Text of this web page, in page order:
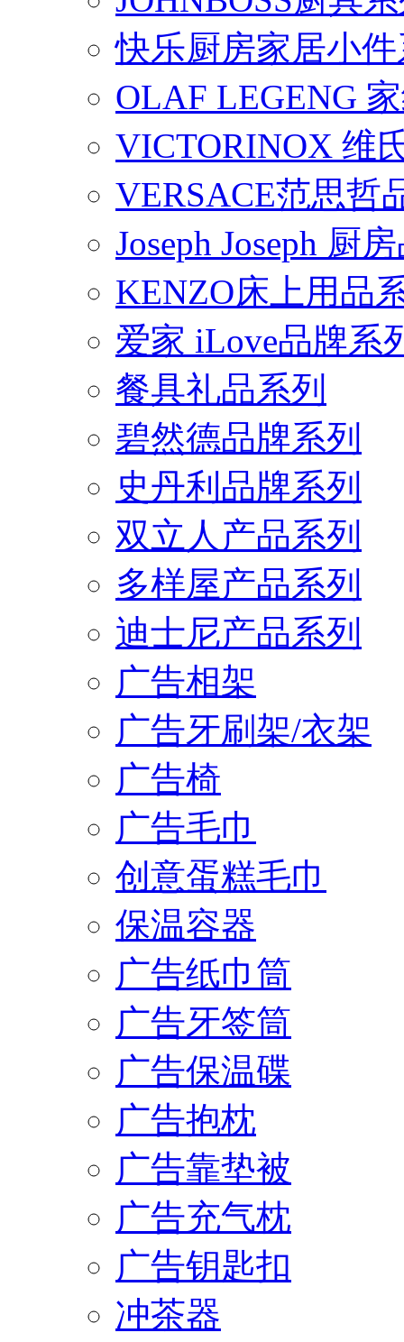
快乐厨房家居小
OLAF LEGENG
VICTORINOX 维
VERSACE范思哲
Joseph Joseph 厨
KENZO床上用品
爱家 iLove品牌系
餐具礼品系列
碧然德品牌系列
史丹利品牌系列
双立人产品系列
多样屋产品系列
迪士尼产品系列
广告相架
广告牙刷架/衣架
广告椅
广告毛巾
创意蛋糕毛巾
保温容器
广告纸巾筒
广告牙签筒
广告保温碟
广告抱枕
广告靠垫被
广告充气枕
广告钥匙扣
冲茶器